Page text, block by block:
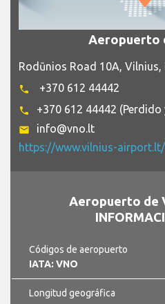
Aeropuerto
Rodūnios Road 10A, Vilnius,
phone +370 612 44442
phone +370 612 44442
email
info@vno.lt
https://www.vilnius-
Aeropuerto de
Códigos de aeropuerto
IATA: VNO
Longitud geográfica